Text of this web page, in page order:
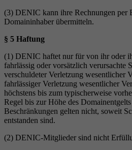
(3) DENIC kann ihre Rechnungen per
Domaininhaber übermitteln.
§ 5 Haftung
(1) DENIC haftet nur für von ihr oder
fahrlässig oder vorsätzlich verursachte
verschuldeter Verletzung wesentlicher
fahrlässiger Verletzung wesentlicher
höchstens bis zum typischerweise
Regel bis zur Höhe des
Beschränkungen gelten nicht, soweit
entstanden sind.
(2) DENIC-Mitglieder sind nicht